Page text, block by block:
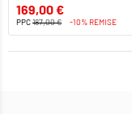
169,00 €
PPC187,00 € -10% REMISE